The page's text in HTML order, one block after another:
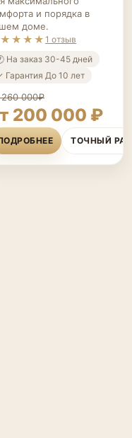
1 отзыв
На заказ 30-45 дней
Гарантия До 10 лет
260 000₽
200 000 ₽
ТОЧНЫЙ